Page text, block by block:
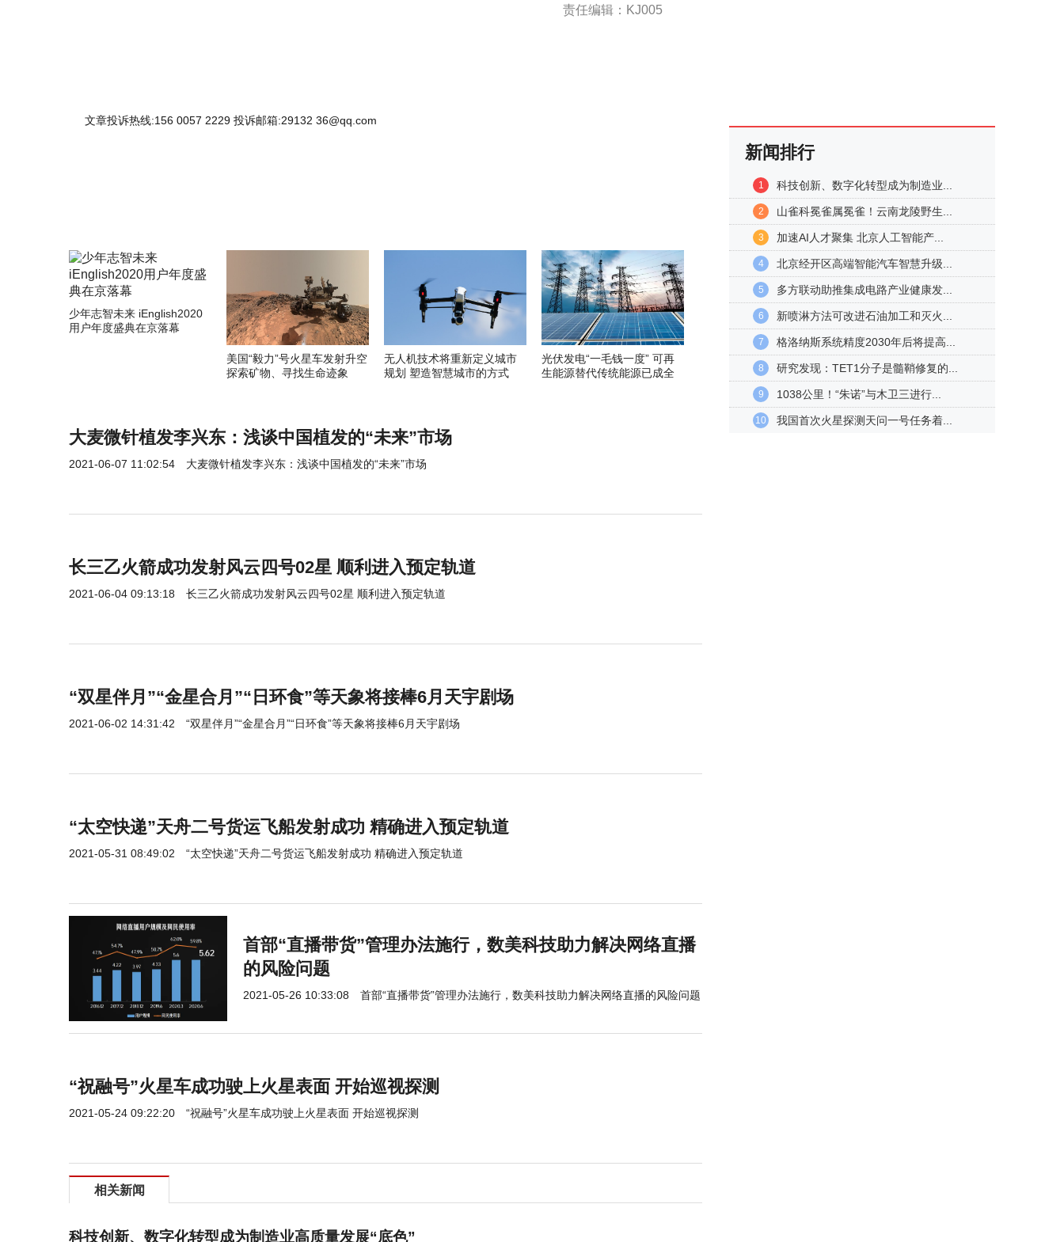
责任编辑：KJ005
文章投诉热线:156 0057 2229 投诉邮箱:29132 36@qq.com
少年志智未来 iEnglish2020
用户年度盛典在京落幕
美国“毅力”号火星车发射升空
探索矿物、寻找生命迹象
无人机技术将重新定义城市
规划 塑造智慧城市的方式
光伏发电“一毛钱一度” 可再
生能源替代传统能源已成全
大麦微针植发李兴东：浅谈中国植发的“未来”市场
2021-06-07 11:02:54 大麦微针植发李兴东：浅谈中国植发的“未来”市场
长三乙火箭成功发射风云四号02星 顺利进入预定轨道
2021-06-04 09:13:18 长三乙火箭成功发射风云四号02星 顺利进入预定轨道
“双星伴月”“金星合月”“日环食”等天象将接棒6月天宇剧场
2021-06-02 14:31:42 “双星伴月”“金星合月”“日环食”等天象将接棒6月天宇剧场
“太空快递”天舟二号货运飞船发射成功 精确进入预定轨道
2021-05-31 08:49:02 “太空快递”天舟二号货运飞船发射成功 精确进入预定轨道
首部“直播带货”管理办法施行，数美科技助力解决网络直播
的风险问题
2021-05-26 10:33:08 首部“直播带货”管理办法施行，数美科技助力解决网络直播的风险问题
“祝融号”火星车成功驶上火星表面 开始巡视探测
2021-05-24 09:22:20 “祝融号”火星车成功驶上火星表面 开始巡视探测
相关新闻
科技创新、数字化转型成为制造业高质量发展“底色”
新闻排行
1 科技创新、数字化转型成为制造业...
2 山雀科冕雀属冕雀！云南龙陵野生...
3 加速AI人才聚集 北京人工智能产...
4 北京经开区高端智能汽车智慧升级...
5 多方联动助推集成电路产业健康发...
6 新喷淋方法可改进石油加工和灭火...
7 格洛纳斯系统精度2030年后将提高...
8 研究发现：TET1分子是髓鞘修复的...
9 1038公里！“朱诺”与木卫三进行...
10 我国首次火星探测天问一号任务着...